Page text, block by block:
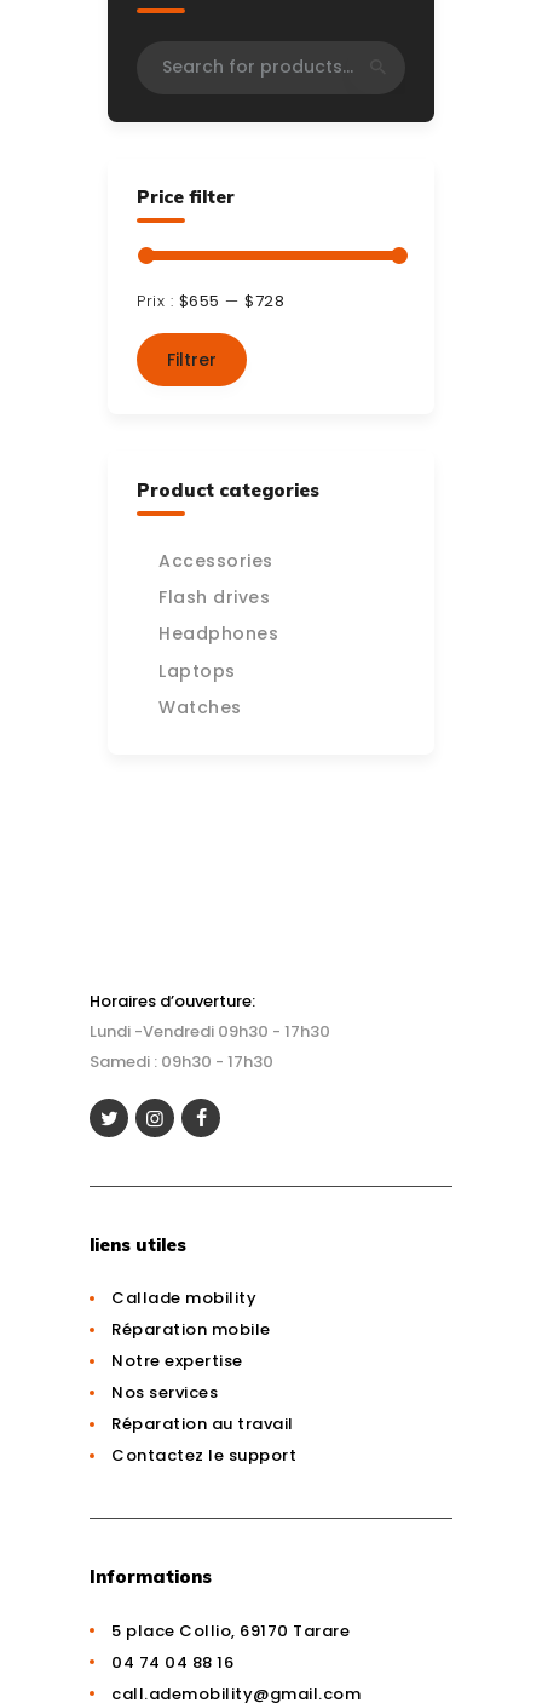
Price filter
Filtrer
Prix : $655 — $728
Product categories
Accessories
Flash drives
Headphones
Laptops
Watches
Horaires d’ouverture:
Lundi -Vendredi 09h30 - 17h30
Samedi : 09h30 - 17h30
liens utiles
Callade mobility
Réparation mobile
Notre expertise
Nos services
Réparation au travail
Contactez le support
Informations
5 place Collio, 69170 Tarare
04 74 04 88 16
call.ademobility@gmail.com